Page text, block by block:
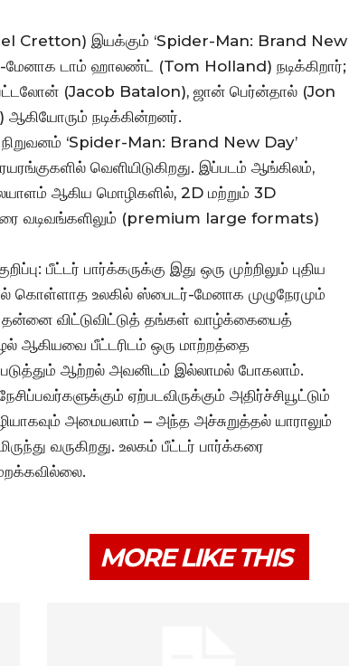
Cretton) இயக்கும் ‘Spider-Man: Brand New
மேனாக டாம் ஹாலண்ட் (Tom Holland) நடிக்கிறார்;
(Jacob Batalon), ஜான் பெர்ன்தால் (Jon
ஆகியோரும் நடிக்கின்றனர்.
‘Spider-Man: Brand New Day’
வெளியிடுகிறது. இப்படம் ஆங்கிலம்,
ஆகிய மொழிகளில், 2D மற்றும் 3D
வடிவங்களிலும் (premium large formats)
பீட்டர் பார்க்கருக்கு இது ஒரு முற்றிலும் புதிய
உலகில் ஸ்பைடர்-மேனாக முழுநேரமும்
தன்னை விட்டுவிட்டுத் தங்கள் வாழ்க்கையைத்
ஆகியவை பீட்டரிடம் ஒரு மாற்றத்தை
ஆற்றல் அவனிடம் இல்லாமல் போகலாம்.
ஏற்படவிருக்கும் அதிர்ச்சியூட்டும்
அமையலாம் – அந்த அச்சுறுத்தல் யாராலும்
வருகிறது. உலகம் பீட்டர் பார்க்கரை
MORE LIKE THIS